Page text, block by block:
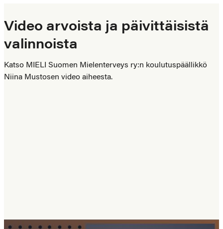
Video arvoista ja päivittäisistä
valinnoista
Katso MIELI Suomen Mielenterveys ry:n koulutuspäällikkö
Niina Mustosen video aiheesta.